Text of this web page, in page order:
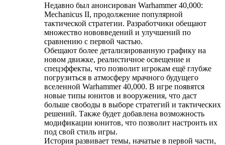
Недавно был анонсирован Warhammer 40,000:
Mechanicus II, продолжение популярной
тактической стратегии. Разработчики обещают
множество нововведений и улучшений по
сравнению с первой частью.
Обещают более детализированную графику на
новом движке, реалистичное освещение и
спецэффекты, что позволит игрокам ещё глубже
погрузиться в атмосферу мрачного будущего
вселенной Warhammer 40,000. В игре появятся
новые типы юнитов и вооружения, что даст
больше свободы в выборе стратегий и тактических
решений. Также будет добавлена возможность
модификации юнитов, что позволит настроить их
под свой стиль игры.
История развивает темы, начатые в первой части,